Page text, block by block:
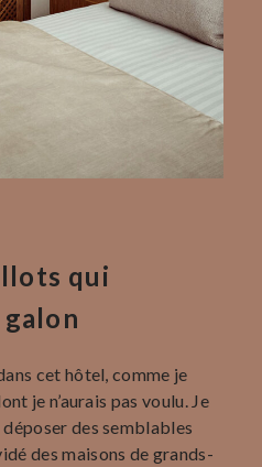
qui
cet hôtel, comme je
je n’aurais pas voulu. Je
déposer des semblables
des maisons de grands-